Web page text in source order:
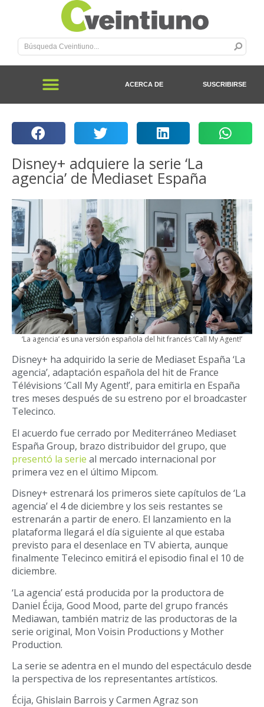
ACERCA DE SUSCRIBIRSE
Disney+ adquiere la serie ‘La
agencia’ de Mediaset España
‘La agencia’ es una versión española del hit francés ‘Call My Agent!’
Disney+ ha adquirido la serie de Mediaset España ‘La
agencia’, adaptación española del hit de France
Télévisions ‘Call My Agent!’, para emitirla en España
tres meses después de su estreno por el broadcaster
Telecinco.
El acuerdo fue cerrado por Mediterráneo Mediaset
España Group, brazo distribuidor del grupo, que
presentó la serie al mercado internacional por
primera vez en el último Mipcom.
Disney+ estrenará los primeros siete capítulos de ‘La
agencia’ el 4 de diciembre y los seis restantes se
estrenarán a partir de enero. El lanzamiento en la
plataforma llegará el día siguiente al que estaba
previsto para el desenlace en TV abierta, aunque
finalmente Telecinco emitirá el episodio final el 10 de
diciembre.
‘La agencia’ está producida por la productora de
Daniel Écija, Good Mood, parte del grupo francés
Mediawan, también matriz de las productoras de la
serie original, Mon Voisin Productions y Mother
Production.
La serie se adentra en el mundo del espectáculo desde
la perspectiva de los representantes artísticos.
Écija, Ghislain Barrois y Carmen Agraz son